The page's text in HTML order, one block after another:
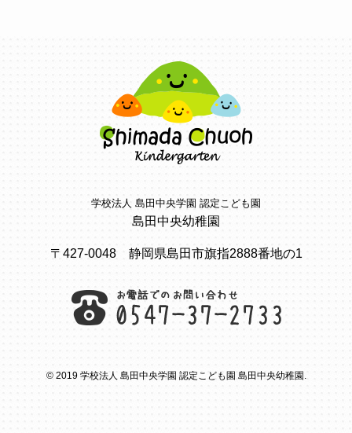
学校法人 島田中央学園 認定こども園
島田中央幼稚園
〒427-0048 静岡県島田市旗指2888番地の1
© 2019 学校法人 島田中央学園 認定こども園 島田中央幼稚園.